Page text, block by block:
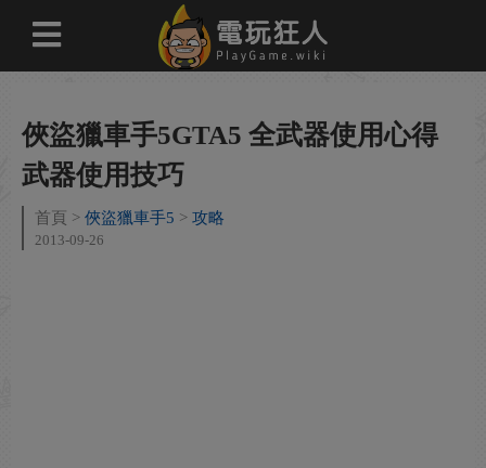
俠盜獵車手5GTA5 全武器使用心得
武器使用技巧
首頁 俠盜獵車手5 攻略
2013-09-26